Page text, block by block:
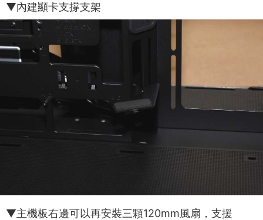
▼內建顯卡支撐支架
▼主機板右邊可以再安裝三顆120mm風扇，支援